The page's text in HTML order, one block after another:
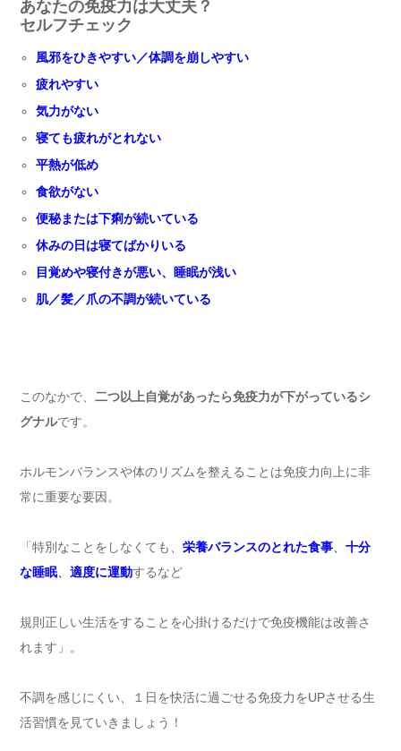
あなたの免疫力は大丈夫？
セルフチェック
風邪をひきやすい／体調を崩しやすい
疲れやすい
気力がない
寝ても疲れがとれない
平熱が低め
食欲がない
便秘または下痢が続いている
休みの日は寝てばかりいる
目覚めや寝付きが悪い、睡眠が浅い
肌／髪／爪の不調が続いている
このなかで、 二つ以上自覚があったら免疫力が下がっているシ
グナルです。
ホルモンバランスや体のリズムを整えることは免疫力向上に非
常に重要な要因。
「特別なことをしなくても、 栄養バランスのとれた食事
十分
な睡眠
適度に運動するなど
規則正しい生活をすることを心掛けるだけで免疫機能は改善さ
れます」。
不調を感じにくい、１日を快活に過ごせる免疫力をUPさせる生
活習慣を見ていきましょう！